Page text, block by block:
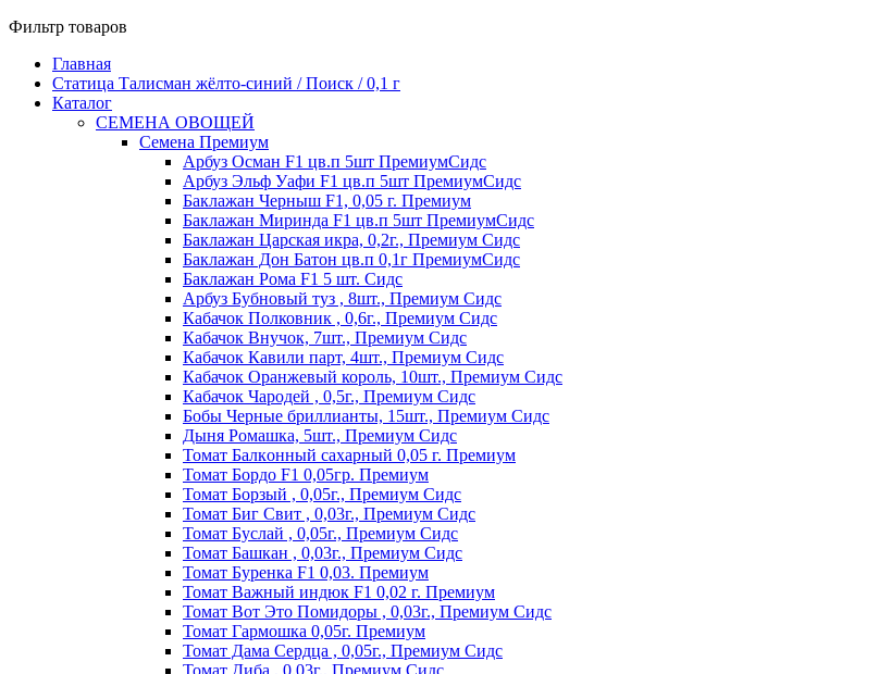
Фильтр товаров
Главная
Статица Талисман жёлто-синий / Поиск / 0,1 г
Каталог
СЕМЕНА ОВОЩЕЙ
Семена Премиум
Арбуз Осман F1 цв.п 5шт ПремиумСидс
Арбуз Эльф Уафи F1 цв.п 5шт ПремиумСидс
Баклажан Черныш F1, 0,05 г. Премиум
Баклажан Миринда F1 цв.п 5шт ПремиумСидс
Баклажан Царская икра, 0,2г., Премиум Сидс
Баклажан Дон Батон цв.п 0,1г ПремиумСидс
Баклажан Рома F1 5 шт. Сидс
Арбуз Бубновый туз , 8шт., Премиум Сидс
Кабачок Полковник , 0,6г., Премиум Сидс
Кабачок Внучок, 7шт., Премиум Сидс
Кабачок Кавили парт, 4шт., Премиум Сидс
Кабачок Оранжевый король, 10шт., Премиум Сидс
Кабачок Чародей , 0,5г., Премиум Сидс
Бобы Черные бриллианты, 15шт., Премиум Сидс
Дыня Ромашка, 5шт., Премиум Сидс
Томат Бaлкoнный caxapный 0,05 г. Пpeмиyм
Томат Бордо F1 0,05гр. Премиум
Томат Борзый , 0,05г., Премиум Сидс
Томат Биг Свит , 0,03г., Премиум Сидс
Томат Буслай , 0,05г., Премиум Сидс
Томат Башкан , 0,03г., Премиум Сидс
Томат Буренка F1 0,03. Премиум
Томат Baжный индюк F1 0,02 г. Пpeмиyм
Томат Вот Это Помидоры , 0,03г., Премиум Сидс
Томат Гармошка 0,05г. Премиум
Томат Дама Сердца , 0,05г., Премиум Сидс
Томат Диба , 0,03г., Премиум Сидс